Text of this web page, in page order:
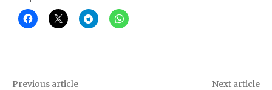
Previous article Next article